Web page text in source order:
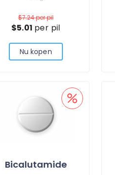
$7.24per pil
$5.01 per pil
Nu kopen
Bicalutamide